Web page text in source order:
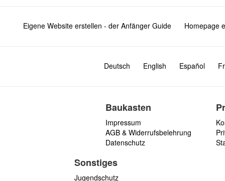
Eigene Website erstellen - der Anfänger Guide Homepage
Deutsch English Español
Baukasten
Impressum
AGB & Widerrufsbelehrung
Datenschutz
Sonstiges
Jugendschutz